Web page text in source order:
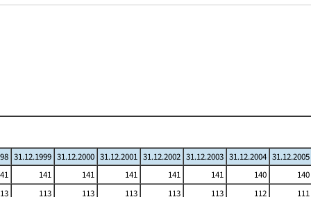
31.12.1999 31.12.2000 31.12.2001 31.12.2002 31.12.2003 31.12.2004 31.12.2005
141 141 141 141 141 140
140
113 113 113 113 113 112
111